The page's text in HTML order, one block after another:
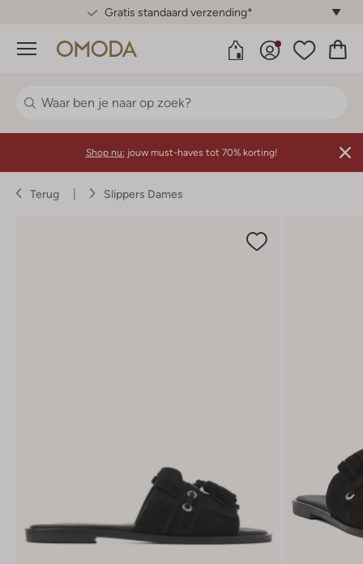
Gratis standaard verzending*
Menu
Shop nu: jouw must-haves tot 70% korting!
Terug Slippers Dames